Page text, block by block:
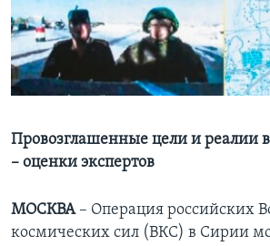
Learning English
СОЦИАЛЬНЫЕ СЕТИ
Языки
Провозглашенные цели и реалии
– оценки экспертов
МОСКВА– Операция российских
космических сил (ВКС) в Сирии